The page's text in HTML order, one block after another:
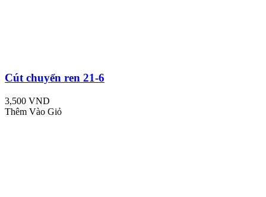
Cút chuyển ren 21-6
3,500 VND
Thêm Vào Giỏ